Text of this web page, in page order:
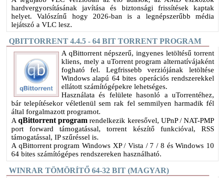
hardvergyorsításának javítása és biztonsági frissítések kaptak
helyet. Valószínű hogy 2026-ban is a legnépszerűbb média
lejátszó a VLC lesz.
QBITTORRENT 4.4.5 - 64 BIT TORRENT PROGRAM
A qBittorrent népszerű, ingyenes letöltésű torrent
kliens, mely a uTorrent program alternatívájaként
fogható fel. Legfrissebb verziójának letöltése
Windows alapú 64 bites operációs rendszerekkel
ellátott számítógépekre lehetséges.
Használata és felülete hasonló a uTorrentéhez,
bár telepítésekor véletlenül sem rak fel semmilyen harmadik fél
által forgalmazott programot.
AqBittorrent program rendelkezik keresővel, UPnP / NAT-PMP
port forward támogatással, torrent készítő funkcióval, RSS
támogatással, IP szűréssel is.
A qBittorrent program Windows XP / Vista / 7 / 8 és Windows 10
64 bites számítógépes rendszereken használható.
WINRAR TÖMÖRÍTŐ 64-32 BIT (MAGYAR)